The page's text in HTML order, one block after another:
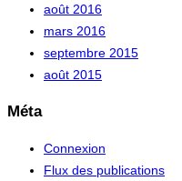
août 2016
mars 2016
septembre 2015
août 2015
Méta
Connexion
Flux des publications